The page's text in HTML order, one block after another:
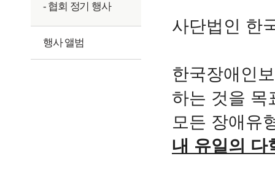
- 협회 정기 행사
행사 앨범
사단법인 한
한국장애인
하는 것을 목
모든 장애유
내 유일의 다